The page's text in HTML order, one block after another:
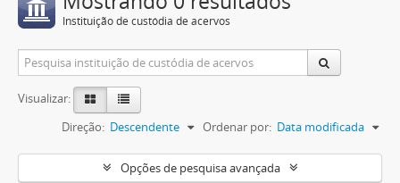
Instituição de custódia de acervos
Visualizar:
Ordenar por: Data modificada
Direção: Descendente
Opções de pesquisa avançada